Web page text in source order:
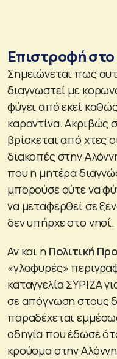
Επιστροφή
Σημειώνεται πως
διαγνωστεί με
φύγει από εκεί
καραντίνα. Ακριβώς
βρίσκεται από χτες
διακοπές στην
που η μητέρα
μπορούσε ούτε να
να μεταφερθεί σε
δεν υπήρχε στο νησί.
Αν και η Πολιτική
«γλαφυρές»
καταγγελία ΣΥΡΙΖΑ
σε απόγνωση στους
παραδέχεται
οδηγία που έδωσε
κρούσμα στην